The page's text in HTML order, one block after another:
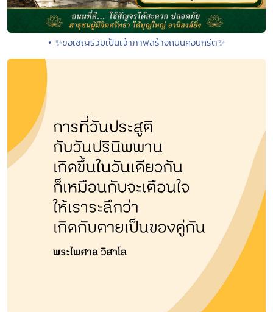
• ✨ขอเชิญร่วมเป็นเจ้าภาพสร้างถนนคอนกรีต✨